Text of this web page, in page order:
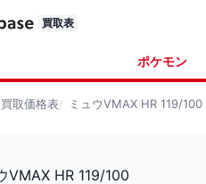
買取表
ポケモン
買取価格表 ミュウVMAX HR 119/100